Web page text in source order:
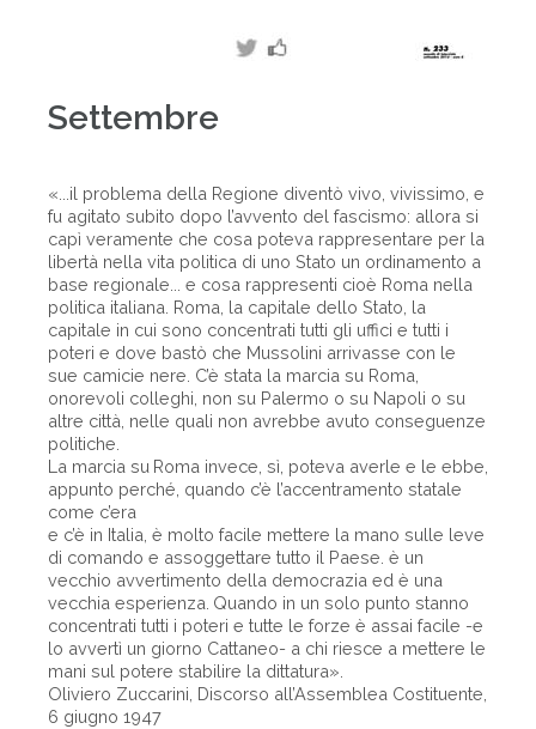
Settembre
«...il problema della Regione diventò vivo, vivissimo, e
fu agitato subito dopo l’avvento del fascismo: allora si
capì veramente che cosa poteva rappresentare per la
libertà nella vita politica di uno Stato un ordinamento a
base regionale... e cosa rappresenti cioè Roma nella
politica italiana. Roma, la capitale dello Stato, la
capitale in cui sono concentrati tutti gli uffici e tutti i
poteri e dove bastò che Mussolini arrivasse con le
sue camicie nere. C’è stata la marcia su Roma,
onorevoli colleghi, non su Palermo o su Napoli o su
altre città, nelle quali non avrebbe avuto conseguenze
politiche.
La marcia su Roma invece, sì, poteva averle e le ebbe,
appunto perché, quando c’è l’accentramento statale
come c’era
e c’è in Italia, è molto facile mettere la mano sulle leve
di comando e assoggettare tutto il Paese. è un
vecchio avvertimento della democrazia ed è una
vecchia esperienza. Quando in un solo punto stanno
concentrati tutti i poteri e tutte le forze è assai facile -e
lo avvertì un giorno Cattaneo- a chi riesce a mettere le
mani sul potere stabilire la dittatura».
Oliviero Zuccarini, Discorso all’Assemblea Costituente,
6 giugno 1947